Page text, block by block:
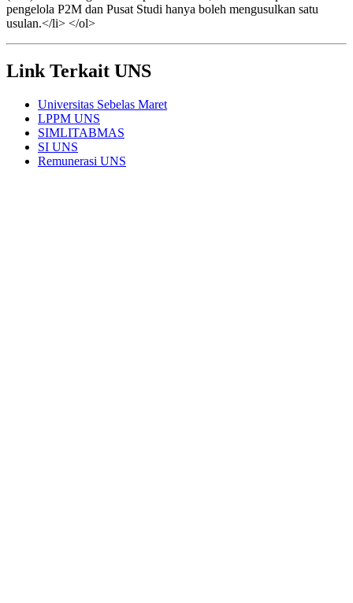
pengelola P2M dan Pusat Studi hanya boleh mengusulkan satu
usulan.</li> </ol>
Link Terkait UNS
Universitas Sebelas Maret
LPPM UNS
SIMLITABMAS
SI UNS
Remunerasi UNS